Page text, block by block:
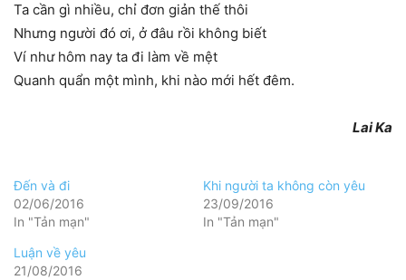
Ta cần gì nhiều, chỉ đơn giản thế thôi
Nhưng người đó ơi, ở đâu rồi không biết
Ví như hôm nay ta đi làm về mệt
Quanh quẩn một mình, khi nào mới hết đêm.
Lai Ka
Đến và đi
02/06/2016
In "Tản mạn"
Khi người ta không còn yêu
23/09/2016
In "Tản mạn"
Luận về yêu
21/08/2016